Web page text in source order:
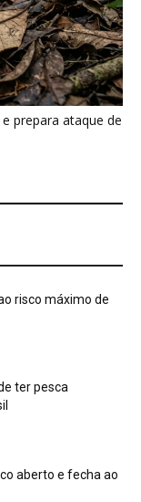
prepara ataque de
risco máximo de
ter pesca
aberto e fecha ao